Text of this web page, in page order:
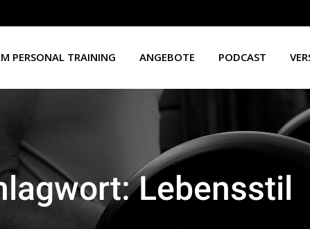
PERSONAL TRAINING ANGEBOTE PODCAST
Lebensstil